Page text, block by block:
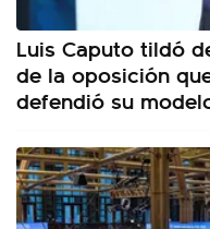
Luis Caputo tildó
de la oposición
defendió su